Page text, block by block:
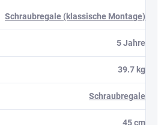
Schraubregale (klassische Montage)
5 Jahre
39.7 kg
Schraubregale
45 cm